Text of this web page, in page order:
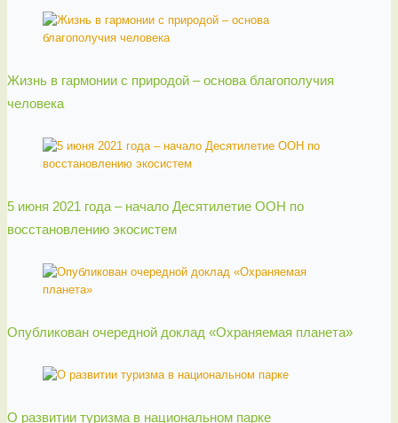
Жизнь в гармонии с природой – основа благополучия
человека
5 июня 2021 года – начало Десятилетие ООН по
восстановлению экосистем
Опубликован очередной доклад «Охраняемая планета»
О развитии туризма в национальном парке